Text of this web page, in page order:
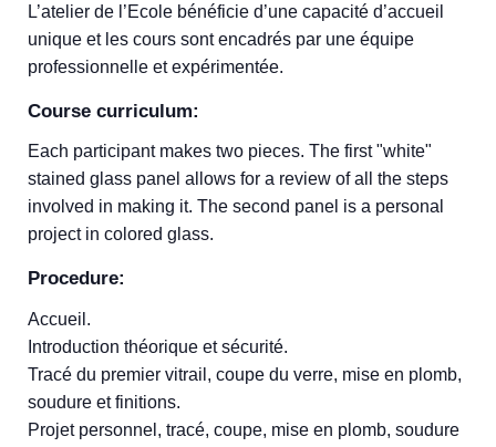
L’atelier de l’Ecole bénéficie d’une capacité d’accueil
unique et les cours sont encadrés par une équipe
professionnelle et expérimentée.
Course curriculum:
Each participant makes two pieces. The first "white"
stained glass panel allows for a review of all the steps
involved in making it. The second panel is a personal
project in colored glass.
Procedure:
Accueil.
Introduction théorique et sécurité.
Tracé du premier vitrail, coupe du verre, mise en plomb,
soudure et finitions.
Projet personnel, tracé, coupe, mise en plomb, soudure